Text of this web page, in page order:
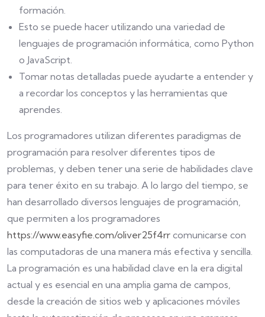
formación.
Esto se puede hacer utilizando una variedad de
lenguajes de programación informática, como Python
o JavaScript.
Tomar notas detalladas puede ayudarte a entender y
a recordar los conceptos y las herramientas que
aprendes.
Los programadores utilizan diferentes paradigmas de
programación para resolver diferentes tipos de
problemas, y deben tener una serie de habilidades clave
para tener éxito en su trabajo. A lo largo del tiempo, se
han desarrollado diversos lenguajes de programación,
que permiten a los programadores
https://www.easyfie.com/oliver25f4rr comunicarse con
las computadoras de una manera más efectiva y sencilla.
La programación es una habilidad clave en la era digital
actual y es esencial en una amplia gama de campos,
desde la creación de sitios web y aplicaciones móviles